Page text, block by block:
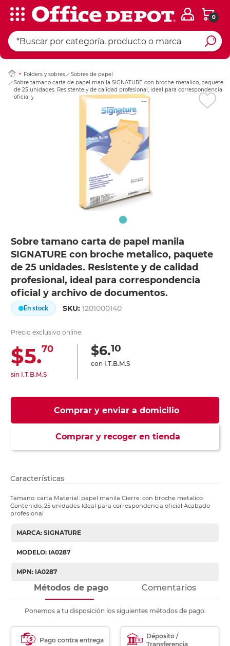
0
Folders y sobres
Sobres de papel
Sobre tamano carta de papel manila SIGNATURE con broche metalico, paquete
de 25 unidades. Resistente y de calidad profesional, ideal para correspondencia
oficial y archivo de documentos.
Sobre tamano carta de papel manila
SIGNATURE con broche metalico, paquete
de 25 unidades. Resistente y de calidad
profesional, ideal para correspondencia
oficial y archivo de documentos.
En stock SKU:1201000140
Precio exclusivo online:
$5.70
sin I.T.B.M.S
$6.10
con I.T.B.M.S
Comprar y enviar a domicilio
Comprar y recoger en tienda
Ingresar Codigo
Características
Tamano: carta Material: papel manila Cierre: con broche metalico
Contenido: 25 unidades Ideal para correspondencia oficial Acabado
profesional
MARCA: SIGNATURE
MODELO: IA0287
MPN: IA0287
Métodos de pago Comentarios
Ponemos a tu disposición los siguientes métodos de pago:
Pago contra entrega
Déposito /
Transferencia